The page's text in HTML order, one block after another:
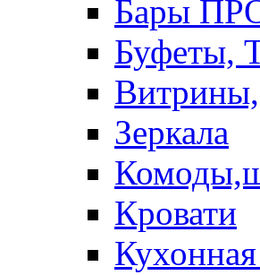
Бары
Буфеты,
Зеркала
Кровати